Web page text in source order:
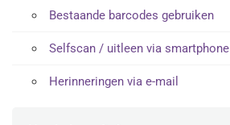
Bestaande barcodes gebruiken
Selfscan / uitleen via smartphone
Herinneringen via e-mail